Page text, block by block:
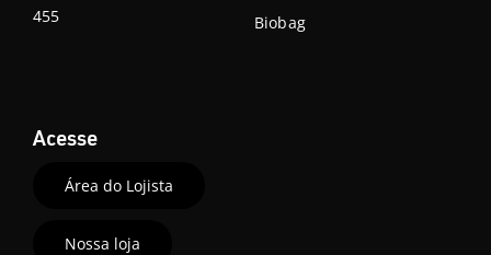
455
Biobag
Acesse
Área do Lojista
Nossa loja